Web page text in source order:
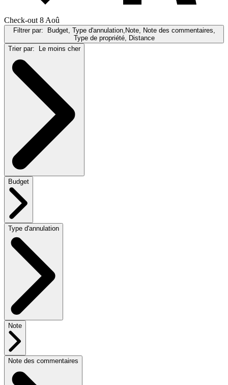
Check-out 8 Aoû
Filtrer par:
Budget, Type d'annulation,Note, Note des commentaires,
Type de propriété, Distance
Trier par:
Le moins cher
Budget
Type d'annulation
Note
Note des commentaires